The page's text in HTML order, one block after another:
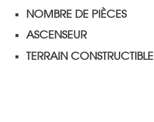
NOMBRE DE PIÈCES
ASCENSEUR
TERRAIN CONSTRUCTIBLE